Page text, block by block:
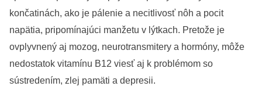
končatinách, ako je pálenie a necitlivosť nôh a pocit
napätia, pripomínajúci manžetu v lýtkach. Pretože je
ovplyvnený aj mozog, neurotransmitery a hormóny, môže
nedostatok vitamínu B12 viesť aj k problémom so
sústredením, zlej pamäti a depresii.